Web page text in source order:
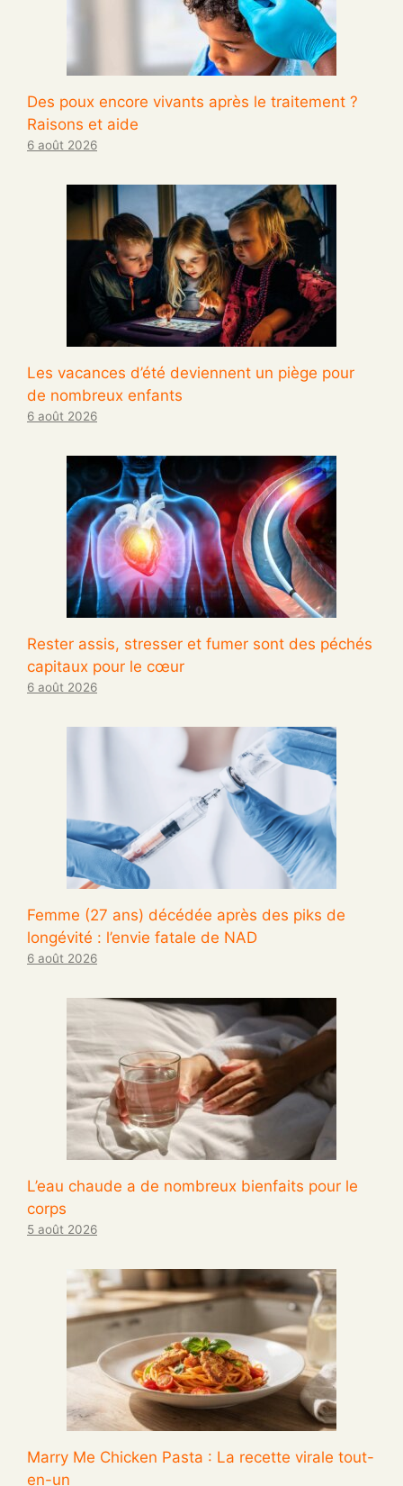
Des poux encore vivants après le traitement ?
Raisons et aide
6 août 2026
Les vacances d’été deviennent un piège pour
de nombreux enfants
6 août 2026
Rester assis, stresser et fumer sont des péchés
capitaux pour le cœur
6 août 2026
Femme (27 ans) décédée après des piks de
longévité : l’envie fatale de NAD
6 août 2026
L’eau chaude a de nombreux bienfaits pour le
corps
5 août 2026
Marry Me Chicken Pasta : La recette virale tout-
en-un